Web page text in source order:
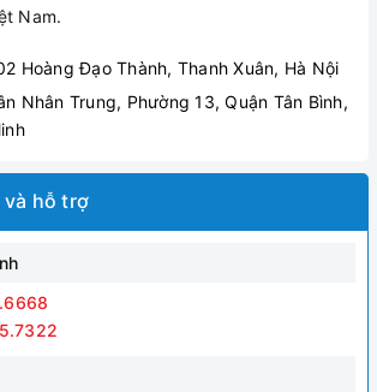
Nam.
Hoàng Đạo Thành, Thanh Xuân, Hà Nội
Nhân Trung, Phường 13, Quận Tân Bình,
và hỗ trợ